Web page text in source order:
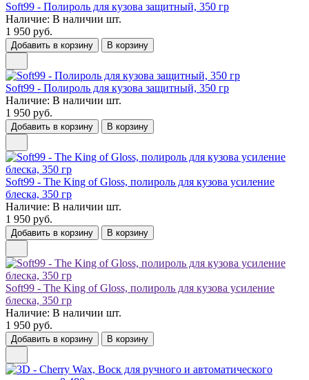
Soft99 - Полироль для кузова защитный, 350 гр
Наличие: В наличии шт.
1 950 руб.
Добавить в корзину В корзину
Soft99 - Полироль для кузова защитный, 350 гр
Наличие: В наличии шт.
1 950 руб.
Добавить в корзину В корзину
Soft99 - The King of Gloss, полироль для кузова усиление
блеска, 350 гр
Наличие: В наличии шт.
1 950 руб.
Добавить в корзину В корзину
Soft99 - The King of Gloss, полироль для кузова усиление
блеска, 350 гр
Наличие: В наличии шт.
1 950 руб.
Добавить в корзину В корзину